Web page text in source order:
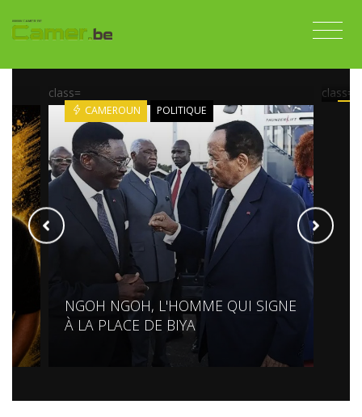
class=
CAMEROUN POLITIQUE
NGOH NGOH, L'HOMME QUI SIGNE
À LA PLACE DE BIYA
class=